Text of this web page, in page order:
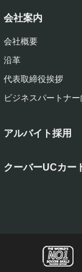
会社案内
会社概要
沿革
代表取締役挨拶
ビジネスパートナ
アルバイト採用
クーバーUCカー